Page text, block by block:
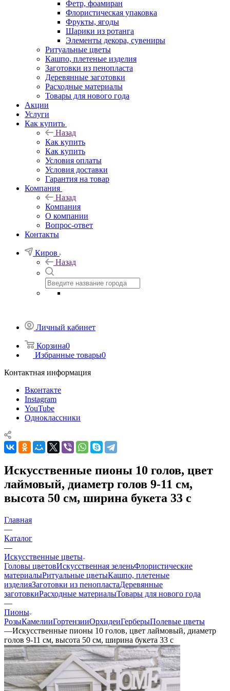
Фетр, фоамиран
Флористическая упаковка
Фрукты, ягоды
Шарики из ротанга
Элементы декора, сувениры
Ритуальные цветы
Кашпо, плетеные изделия
Заготовки из пенопласта
Деревянные заготовки
Расходные материалы
Товары для нового года
Акции
Услуги
Как купить
Назад
Как купить
Как купить
Условия оплаты
Условия доставки
Гарантия на товар
Компания
Назад
Компания
О компании
Вопрос-ответ
Контакты
Киров
Назад
Личный кабинет
Корзина0
Избранные товары0
Контактная информация
Вконтакте
Instagram
YouTube
Одноклассники
Искусственные пионы 10 голов, цвет
лаймовый, диаметр голов 9-11 см,
высота 50 см, ширина букета 33 с
Главная
—
Каталог
—
Искусственные цветы
Головы цветовИскусственная зеленьФлористические
материалыРитуальные цветыКашпо, плетеные
изделияЗаготовки из пенопластаДеревянные
заготовкиРасходные материалыТовары для нового года
—
Пионы
РозыКамелииГортензииОрхидеиГерберыПолевые цветы
—Искусственные пионы 10 голов, цвет лаймовый, диаметр
голов 9-11 см, высота 50 см, ширина букета 33 с